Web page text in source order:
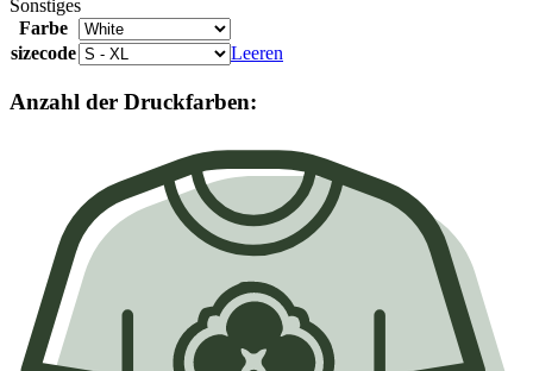
Sonstiges
Farbe
sizecode
Leeren
Anzahl der Druckfarben: